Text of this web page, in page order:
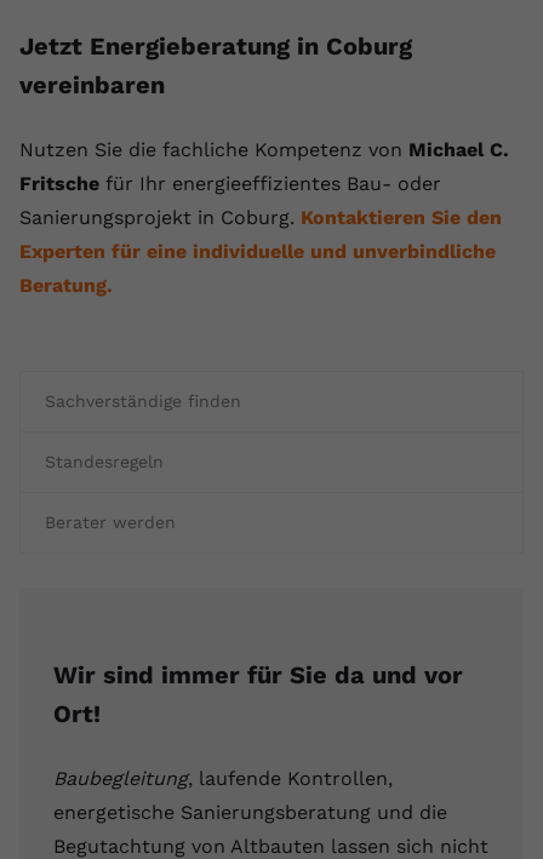
Sachverständige finden
Standesregeln
Berater werden
Wir sind immer für Sie da und vor
Ort!
Baubegleitung, laufende Kontrollen,
energetische Sanierungsberatung und die
Begutachtung von Altbauten lassen sich nicht
Jetzt Energieberatung in Coburg
vereinbaren
Nutzen Sie die fachliche Kompetenz von Michael C.
Fritsche für Ihr energieeffizientes Bau- oder
Sanierungsprojekt in Coburg. Kontaktieren Sie den
Experten für eine individuelle und unverbindliche
Beratung.